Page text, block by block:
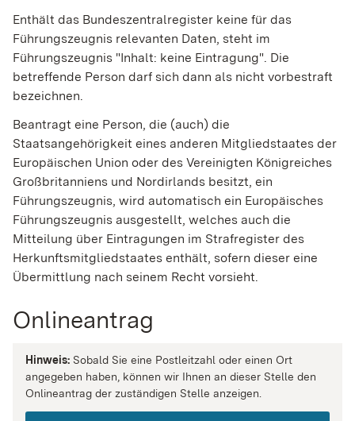
Enthält das Bundeszentralregister keine für das
Führungszeugnis relevanten Daten, steht im
Führungszeugnis "Inhalt: keine Eintragung". Die
betreffende Person darf sich dann als nicht vorbestraft
bezeichnen.
Beantragt eine Person, die (auch) die
Staatsangehörigkeit eines anderen Mitgliedstaates der
Europäischen Union oder des Vereinigten Königreiches
Großbritanniens und Nordirlands besitzt, ein
Führungszeugnis, wird automatisch ein Europäisches
Führungszeugnis ausgestellt, welches auch die
Mitteilung über Eintragungen im Strafregister des
Herkunftsmitgliedstaates enthält, sofern dieser eine
Übermittlung nach seinem Recht vorsieht.
Onlineantrag
Hinweis: Sobald Sie eine Postleitzahl oder einen Ort
angegeben haben, können wir Ihnen an dieser Stelle den
Onlineantrag der zuständigen Stelle anzeigen.